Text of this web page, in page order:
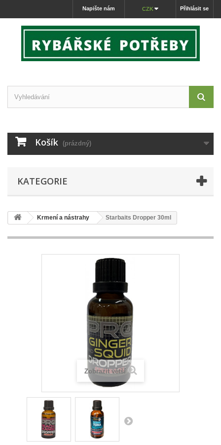
Přihlásit se
CZK
Napište nám
Košík (prázdný)
KATEGORIE
Krmení a nástrahy Starbaits Dropper 30ml
Zobrazit větší